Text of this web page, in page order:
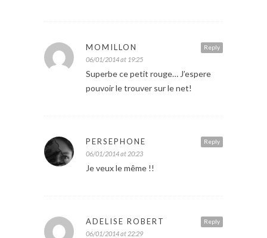
Reply
MOMILLON
06/01/2014 at 19:25
Superbe ce petit rouge… J’espere
pouvoir le trouver sur le net!
Reply
PERSEPHONE
06/01/2014 at 20:23
Je veux le même !!
Reply
ADELISE ROBERT
06/01/2014 at 22:29